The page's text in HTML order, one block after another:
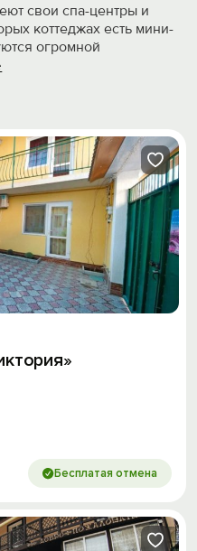
свои спа-центры и
коттеджах есть мини-
огромной
Бесплатая отмена